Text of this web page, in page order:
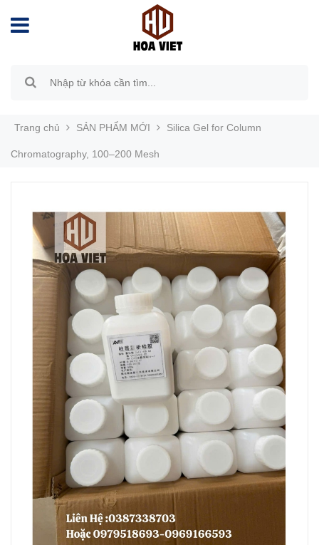
Trang chủ SẢN PHẨM MỚI Silica Gel for Column
Chromatography, 100–200 Mesh